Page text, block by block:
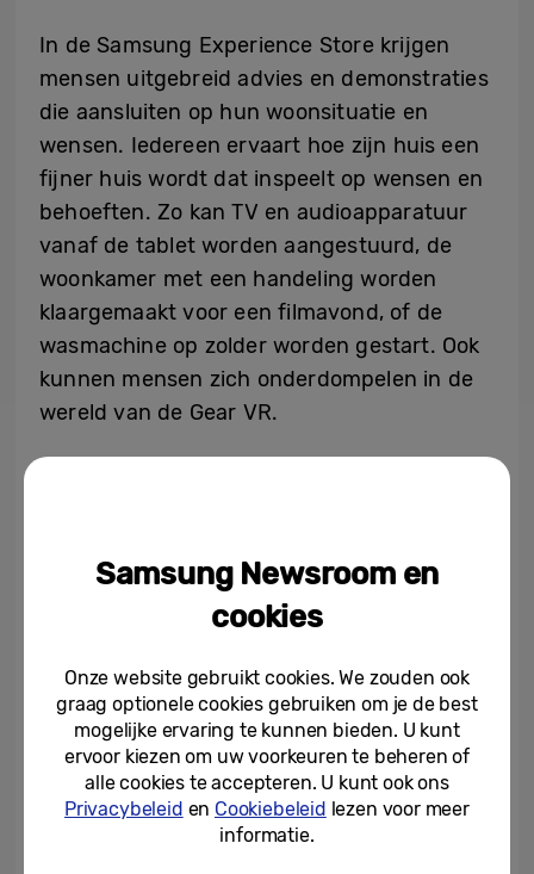
In de Samsung Experience Store krijgen
mensen uitgebreid advies en demonstraties
die aansluiten op hun woonsituatie en
wensen. Iedereen ervaart hoe zijn huis een
fijner huis wordt dat inspeelt op wensen en
behoeften. Zo kan TV en audioapparatuur
vanaf de tablet worden aangestuurd, de
woonkamer met een handeling worden
klaargemaakt voor een filmavond, of de
wasmachine op zolder worden gestart. Ook
kunnen mensen zich onderdompelen in de
wereld van de Gear VR.
perfecte proeftuin om het Internet of
Things uit te bouwen”, zegt Menno van den
Nederland. “Met het Internet of Things
maken we technologie gemakkelijker en
leuker voor iedereen. Daarom investeert
Samsung dit jaar ruim 100 miljoen dollar in
het Internet of Things en het ontwikkelen
van een open communicatiestandaard voor
Samsung Newsroom en
cookies
Onze website gebruikt cookies. We zouden ook
graag optionele cookies gebruiken om je de best
mogelijke ervaring te kunnen bieden. U kunt
ervoor kiezen om uw voorkeuren te beheren of
alle cookies te accepteren. U kunt ook ons
Privacybeleid en Cookiebeleid lezen voor meer
informatie.